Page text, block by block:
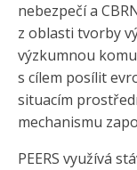
nebezpečí a
z oblasti tvorby
výzkumnou
s cílem posílit
situacím
mechanismu
PEERS využívá